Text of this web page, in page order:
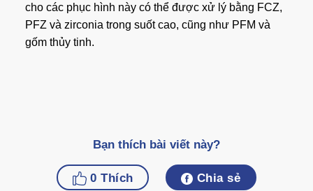
cho các phục hình này có thể được xử lý bằng FCZ,
PFZ và zirconia trong suốt cao, cũng như PFM và
gốm thủy tinh.
Bạn thích bài viết này?
0Thích Chia sẻ